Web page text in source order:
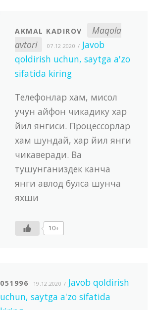
AKMAL KADIROV
Maqola
avtori
07.12.2020
Javob
qoldirish uchun, saytga a'zo
sifatida kiring
Телефонлар хам, мисол
учун айфон чикадику хар
йил янгиси. Процессорлар
хам шундай, хар йил янги
чикаверади. Ва
тушунганиздек канча
янги авлод булса шунча
яхши
10+
051996 19.12.2020
Javob qoldirish
uchun, saytga a'zo sifatida